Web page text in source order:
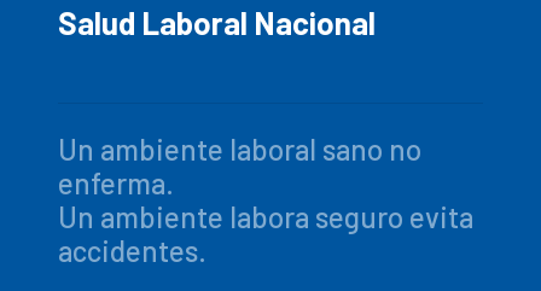
Salud Laboral Nacional
Un ambiente laboral sano no
enferma.
Un ambiente labora seguro evita
accidentes.